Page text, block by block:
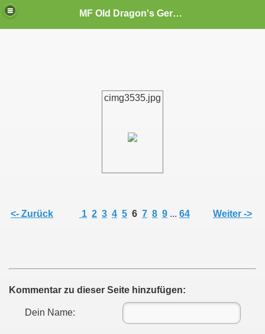
MF Old Dragon's Germany
cimg3535.jpg
<- Zurück 1 2 3 4 5 6 7 8 9 ... 64 Weiter ->
Kommentar zu dieser Seite hinzufügen:
Dein Name: